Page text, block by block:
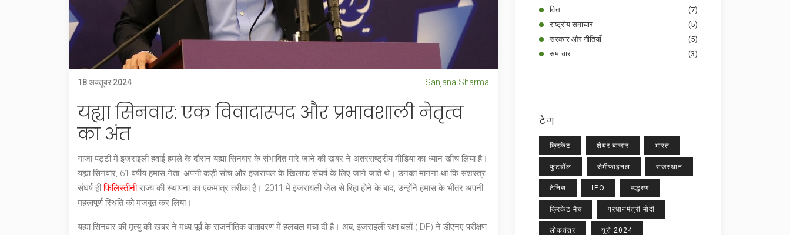
18 अक्तूबर 2024 Sanjana Sharma
यह्या सिनवार: एक विवादास्पद और प्रभावशाली नेतृत्व
का अंत
गाजा पट्टी में इजराइली हवाई हमले के दौरान यह्या सिनवार के संभावित मारे जाने की खबर ने अंतरराष्ट्रीय मीडिया का ध्यान खींच लिया है।
यह्या सिनवार, 61 वर्षीय हमास नेता, अपनी कड़ी सोच और इजरायल के खिलाफ संघर्ष के लिए जाने जाते थे। उनका मानना था कि सशस्त्र
संघर्ष हीफिलिस्तीनी राज्य की स्थापना का एकमात्र तरीका है। 2011 में इजरायली जेल से रिहा होने के बाद, उन्होंने हमास के भीतर अपनी
महत्वपूर्ण स्थिति को मजबूत कर लिया।
यह्या सिनवार की मृत्यु की खबर ने मध्य पूर्व के राजनीतिक वातावरण में हलचल मचा दी है। अब, इजराइली रक्षा बलों (IDF) ने डीएनए परीक्षण
वित्त
(7)
राष्ट्रीय समाचार
(5)
सरकार और नीतियाँ
(5)
समाचार
(3)
टैग
क्रिकेट शेयर बाजार भारत
फुटबॉल सेमीफाइनल राजस्थान
टेनिस IPO उद्धरण
क्रिकेट मैच प्रधानमंत्री मोदी
लोकतंत्र यूरो 2024